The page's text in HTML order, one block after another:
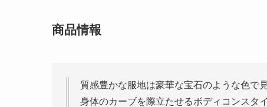
商品情報
質感豊かな服地は豪華な宝石のような色で
身体のカーブを際立たせるボディコンスタ